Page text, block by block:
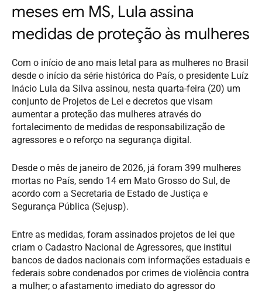
meses em MS, Lula assina
medidas de proteção às mulheres
Com o início de ano mais letal para as mulheres no Brasil
desde o início da série histórica do País, o presidente Luíz
Inácio Lula da Silva assinou, nesta quarta-feira (20) um
conjunto de Projetos de Lei e decretos que visam
aumentar a proteção das mulheres através do
fortalecimento de medidas de responsabilização de
agressores e o reforço na segurança digital.
Desde o mês de janeiro de 2026, já foram 399 mulheres
mortas no País, sendo 14 em Mato Grosso do Sul, de
acordo com a Secretaria de Estado de Justiça e
Segurança Pública (Sejusp).
Entre as medidas, foram assinados projetos de lei que
criam o Cadastro Nacional de Agressores, que institui
bancos de dados nacionais com informações estaduais e
federais sobre condenados por crimes de violência contra
a mulher; o afastamento imediato do agressor do